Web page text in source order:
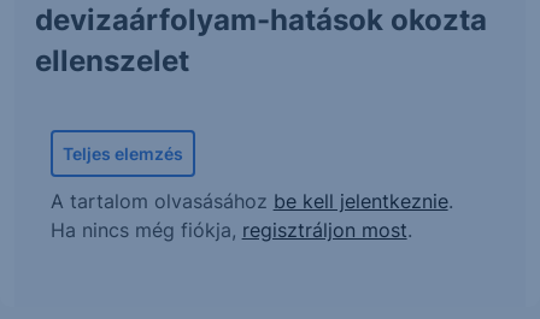
devizaárfolyam-hatások okozta
ellenszelet
Teljes elemzés
A tartalom olvasásához be kell jelentkeznie.
Ha nincs még fiókja, regisztráljon most.